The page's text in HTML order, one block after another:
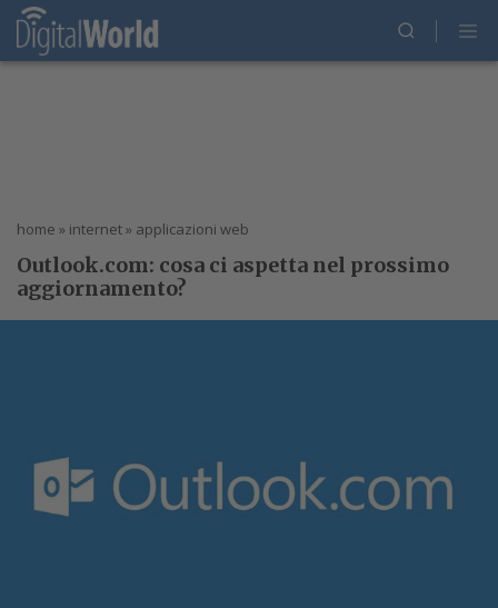
home » internet» applicazioni web
Outlook.com: cosa ci aspetta nel prossimo
aggiornamento?